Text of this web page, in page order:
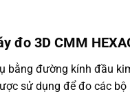
đo 3D CMM
bằng đường kính đầu
sử dụng để đo các